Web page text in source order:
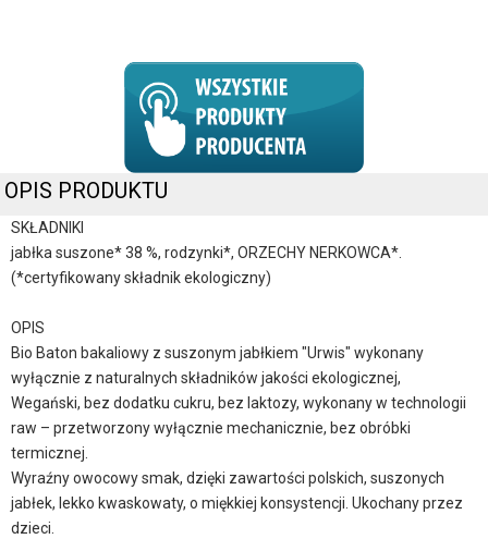
OPIS PRODUKTU
SKŁADNIKI
jabłka suszone* 38 %, rodzynki*, ORZECHY NERKOWCA*.
(*certyfikowany składnik ekologiczny)
OPIS
Bio Baton bakaliowy z suszonym jabłkiem "Urwis" wykonany
wyłącznie z naturalnych składników jakości ekologicznej,
Wegański, bez dodatku cukru, bez laktozy, wykonany w technologii
raw – przetworzony wyłącznie mechanicznie, bez obróbki
termicznej.
Wyraźny owocowy smak, dzięki zawartości polskich, suszonych
jabłek, lekko kwaskowaty, o miękkiej konsystencji. Ukochany przez
dzieci.